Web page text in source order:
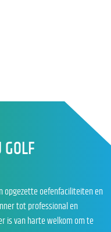
GOLF
opgezette oefenfaciliteiten en
tot professional en
is van harte welkom om te